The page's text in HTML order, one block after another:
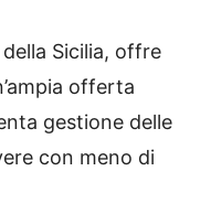
Sicilia, offre
offerta
gestione delle
con meno di